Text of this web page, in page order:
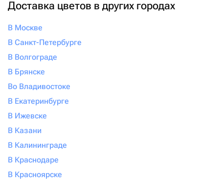
Доставка цветов в других городах
В Москве
В Санкт-Петербурге
В Волгограде
В Брянске
Во Владивостоке
В Екатеринбурге
В Ижевске
В Казани
В Калининграде
В Краснодаре
В Красноярске